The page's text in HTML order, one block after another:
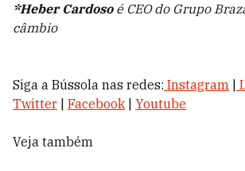
*Heber Cardoso é CEO do Grupo
câmbio
Siga a Bússola nas redes: Instagram
Twitter
Facebook| Youtube
Veja também